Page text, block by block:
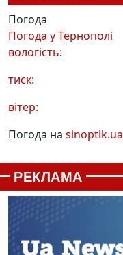
Погода
Погода уТернополі
вологість:
тиск:
вітер:
Погода на sinoptik.ua
РЕКЛАМА